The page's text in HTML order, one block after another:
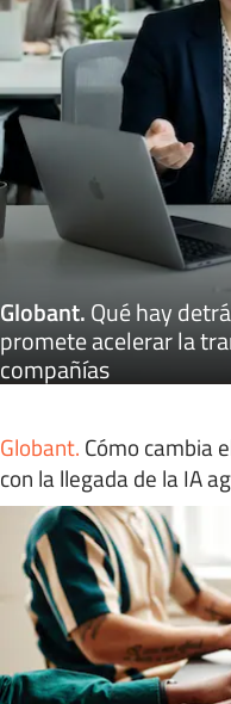
Globant.Qué hay
promete acelerar la
compañías
Globant. Cómo cambia
con la llegada de la IA